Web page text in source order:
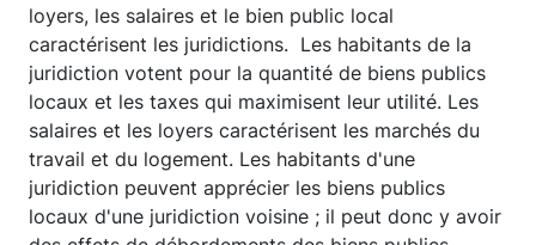
loyers, les salaires et le bien public local
caractérisent les juridictions. Les habitants de la
juridiction votent pour la quantité de biens publics
locaux et les taxes qui maximisent leur utilité. Les
salaires et les loyers caractérisent les marchés du
travail et du logement. Les habitants d'une
juridiction peuvent apprécier les biens publics
locaux d'une juridiction voisine ; il peut donc y avoir